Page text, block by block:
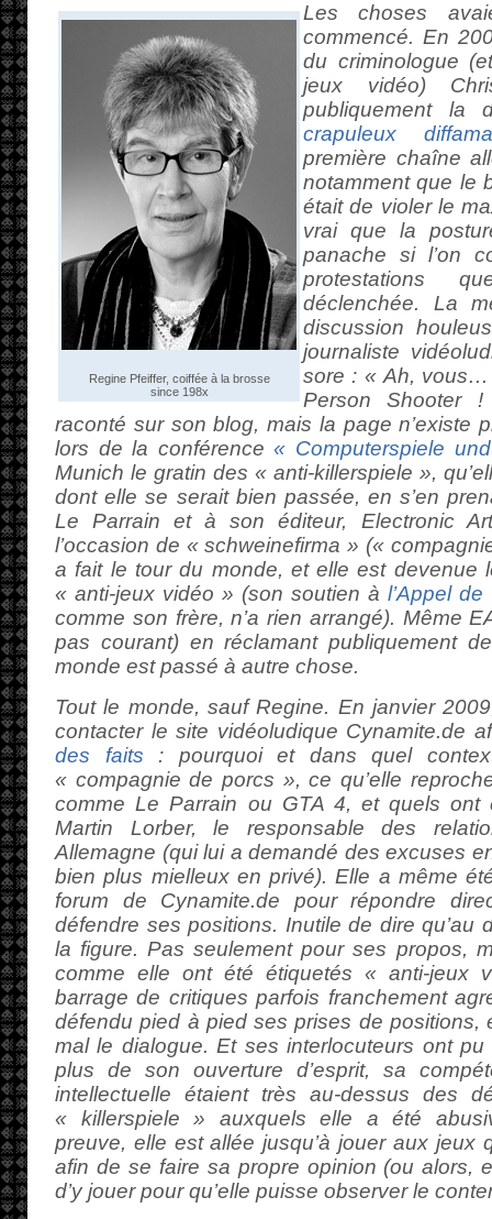
Regine Pfeiffer, coiffée à la brosse
since 198x
Les choses
commencé. En
du criminologue
jeux vidéo)
publiquement la
crapuleux
première chaîne
notamment que le
était de violer le
vrai que la
panache si l’on
protestations
déclenchée. La
discussion
journaliste
sore : « Ah,
Person Shooter
raconté sur son blog, mais la page n’existe
lors de la conférence« Computerspiele
Munich le gratin des « anti-killerspiele »,
dont elle se serait bien passée, en s’en
Le Parrain et à son éditeur, Electronic
l’occasion de « schweinefirma » («
a fait le tour du monde, et elle est devenue
« anti-jeux vidéo » (son soutien à l’Appel
comme son frère, n’a rien arrangé). Même
pas courant) en réclamant publiquement
monde est passé à autre chose.
Tout le monde, sauf Regine. En janvier
contacter le site vidéoludique Cynamite.de
des faits : pourquoi et dans quel
« compagnie de porcs », ce qu’elle
comme Le Parrain ou GTA 4, et quels ont
Martin Lorber, le responsable des
Allemagne (qui lui a demandé des excuses
bien plus mielleux en privé). Elle a même
forum de Cynamite.de pour répondre
défendre ses positions. Inutile de dire qu’au
la figure. Pas seulement pour ses propos,
comme elle ont été étiquetés « anti-jeux
barrage de critiques parfois franchement
défendu pied à pied ses prises de positions,
mal le dialogue. Et ses interlocuteurs ont pu
plus de son ouverture d’esprit, sa
intellectuelle étaient très au-dessus des
« killerspiele » auxquels elle a été
preuve, elle est allée jusqu’à jouer aux jeux
afin de se faire sa propre opinion (ou alors,
d’y jouer pour qu’elle puisse observer le